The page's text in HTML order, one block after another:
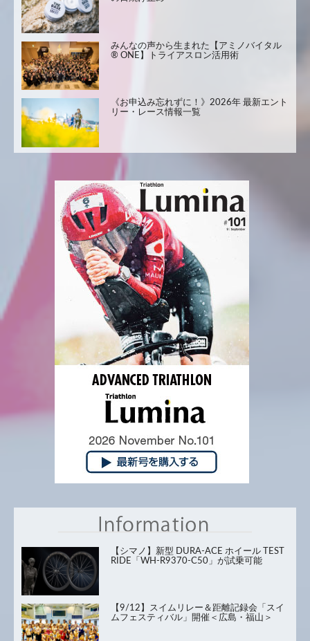
みんなの声から生まれた【アミノバイタル
® ONE】トライアスロン活用術
《お申込み忘れずに！》2026年 最新エント
リー・レース情報一覧
【シマノ】新型 DURA-ACE ホイール TEST
RIDE「WH-R9370-C50」が試乗可能
【9/12】スイムリレー＆距離記録会「スイ
ムフェスティバル」開催＜広島・福山＞